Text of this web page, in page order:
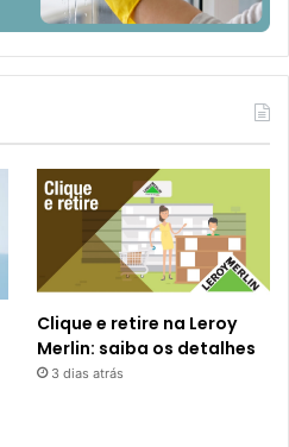
Clique e retire na Leroy
Merlin: saiba os detalhes
3 dias atrás